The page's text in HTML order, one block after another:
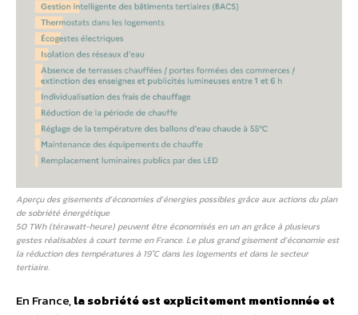
Aperçu des gisements d’économies d’énergies possibles grâce aux actions du plan
de sobriété énergétique
50 TWh (térawatt-heure) peuvent être économisés en un an grâce à plusieurs
gestes réalisables à court terme en France. Le plus grand gisement d’économie est
la réduction des températures à 19°C dans les logements et dans le secteur
tertiaire.
En France,la sobriété est explicitement mentionnée et